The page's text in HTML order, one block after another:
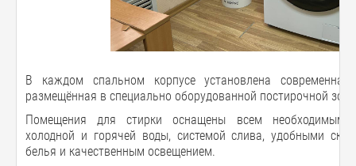
В каждом спальном корпусе установлена
размещённая в специально оборудованной постирочной
Помещения для стирки оснащены всем необходимым:
холодной и горячей воды, системой слива, удобными
белья и качественным освещением.